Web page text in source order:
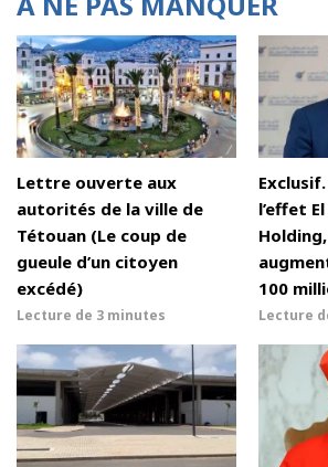
Lettre ouverte aux
autorités de la ville de
Tétouan (Le coup de
gueule d’un citoyen
excédé)
Lecture de 3 minutes
l’effet
100
Lecture